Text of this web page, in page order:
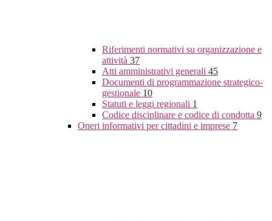
Riferimenti normativi su organizzazione e
attività 37
Atti amministrativi generali 45
Documenti di programmazione strategico-
gestionale 10
Statuti e leggi regionali 1
Codice disciplinare e codice di condotta 9
Oneri informativi per cittadini e imprese 7